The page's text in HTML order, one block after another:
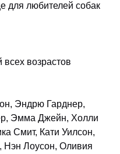
для любителей собак
всех возрастов
Эндрю Гарднер,
Эмма Джейн, Холли
Смит, Кати Уилсон,
Нэн Лоусон, Оливия